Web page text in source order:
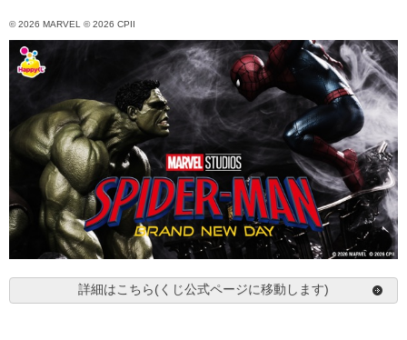
© 2026 MARVEL © 2026 CPII
詳細はこちら(くじ公式ページに移動します)